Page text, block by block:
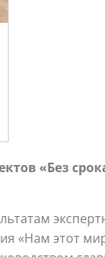
«Без
«Нам этот